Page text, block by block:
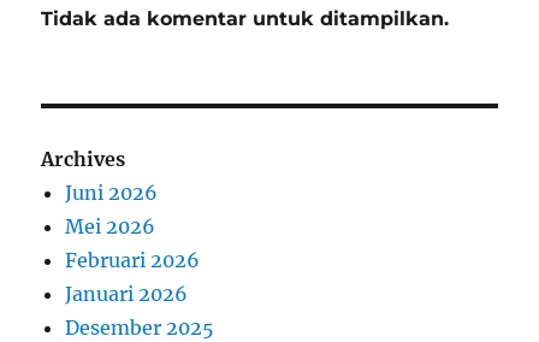
Tidak ada komentar untuk ditampilkan.
Archives
Juni 2026
Mei 2026
Februari 2026
Januari 2026
Desember 2025